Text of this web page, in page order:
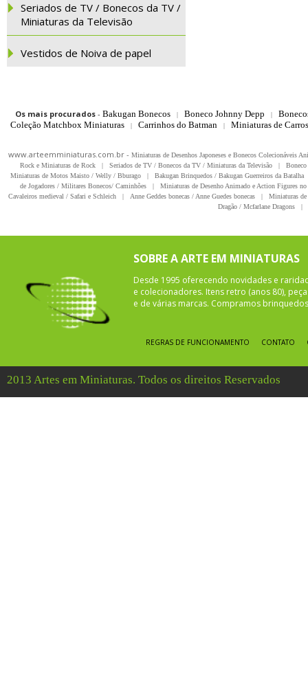
Seriados de TV / Bonecos da TV /
Miniaturas da Televisão
Vestidos de Noiva de papel
Os mais procurados- Bakugan Bonecos | Boneco Johnny Depp |
Coleção Matchbox Miniaturas
| Carrinhos do Batman | Miniaturas de
www.arteemminiaturas.com.br - Miniaturas de Desenhos Japoneses e Bonecos Colecionáveis
Rock e Miniaturas de Rock
| Seriados de TV / Bonecos da TV / Miniaturas da Televisão |
Miniaturas de Motos Maisto / Welly / Bburago
| Bakugan Brinquedos / Bakugan Guerreiros da Batalha
de Jogadores / Militares Bonecos/ Caminhões
|
Miniaturas de Desenho Animado e Action Figures
Cavaleiros medieval / Safari e Schleich
| Anne Geddes bonecas / Anne Guedes bonecas |
Miniaturas
Dragão / Mcfarlane Dragons
|
SOBRE A ARTE EM MINIATURAS
Desde 1995 oferecendo novidades e
e colecionadores. Itens retro (anos 80),
e de várias marcas. Compramos
REGRAS DE FUNCIONAMENTO CONTATO
2013 Artes em Miniaturas. Todos os direitos Reservados